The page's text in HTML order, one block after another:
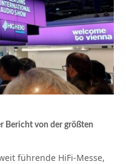
Bericht von der größten
führende HiFi-Messe,